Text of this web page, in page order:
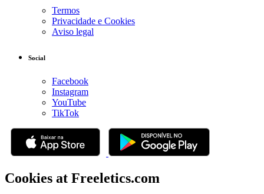
Termos
Privacidade e Cookies
Aviso legal
Social
Facebook
Instagram
YouTube
TikTok
Cookies at Freeletics.com